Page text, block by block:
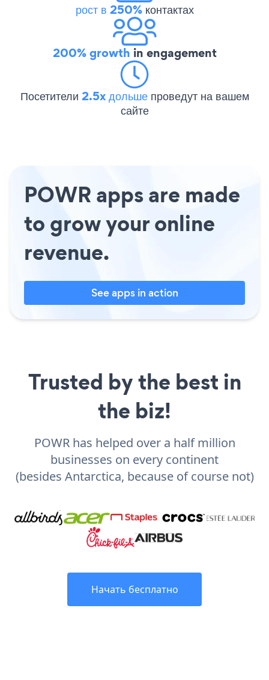
рост в 250%контактах
200% growth in engagement
Посетители 2.5x дольше проведут на вашем
сайте
POWR apps are made
to grow your online
revenue.
See apps in action
Trusted by the best in
the biz!
POWR has helped over a half million
businesses on every continent
(besides Antarctica, because of course not)
Начать бесплатно